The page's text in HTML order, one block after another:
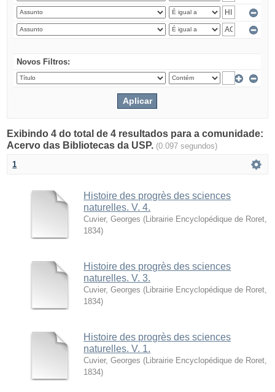
Novos Filtros:
Exibindo 4 do total de 4 resultados para a comunidade:
Acervo das Bibliotecas da USP. (0.097 segundos)
1
Histoire des progrès des sciences
naturelles. V. 4.
Cuvier, Georges ( Librairie Encyclopédique de Roret
1834)
Histoire des progrès des sciences
naturelles. V. 3.
Cuvier, Georges ( Librairie Encyclopédique de Roret
1834)
Histoire des progrès des sciences
naturelles. V. 1.
Cuvier, Georges ( Librairie Encyclopédique de Roret
1834)